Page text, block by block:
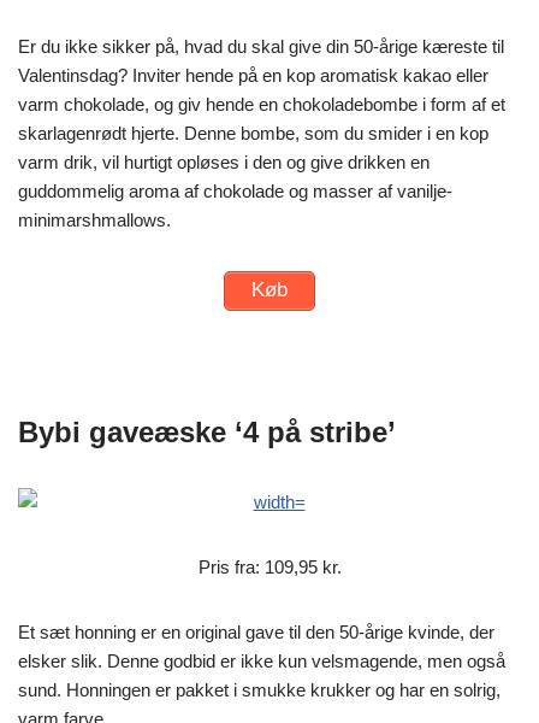
Er du ikke sikker på, hvad du skal give din 50-årige kæreste til
Valentinsdag? Inviter hende på en kop aromatisk kakao eller
varm chokolade, og giv hende en chokoladebombe i form af et
skarlagenrødt hjerte. Denne bombe, som du smider i en kop
varm drik, vil hurtigt opløses i den og give drikken en
guddommelig aroma af chokolade og masser af vanilje-
minimarshmallows.
Køb
Bybi gaveæske ‘4 på stribe’
Pris fra: 109,95 kr.
Et sæt honning er en original gave til den 50-årige kvinde, der
elsker slik. Denne godbid er ikke kun velsmagende, men også
sund. Honningen er pakket i smukke krukker og har en solrig,
varm farve.